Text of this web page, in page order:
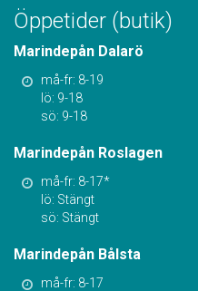
Öppetider (butik)
Marindepån Dalarö
må-fr: 8-19
lö: 9-18
sö: 9-18
Marindepån Roslagen
må-fr: 8-17*
lö: Stängt
sö: Stängt
Marindepån Bålsta
må-fr: 8-17